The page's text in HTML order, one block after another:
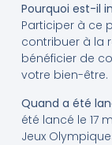
Pourquoi est-il
Participer à ce
contribuer à la
bénéficier de
votre bien-être.
Quand a été
été lancé le 17
Jeux